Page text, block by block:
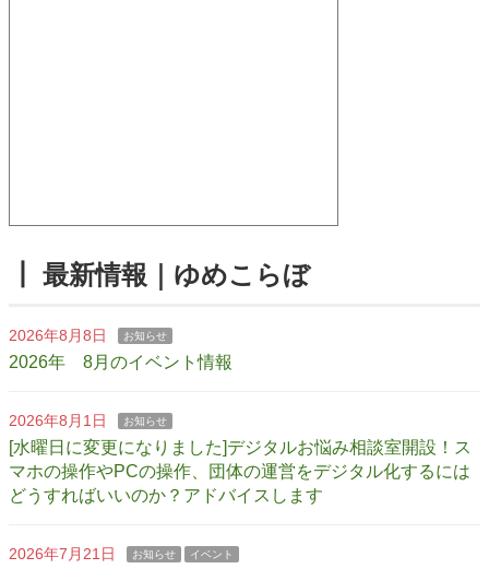
┃ 最新情報｜ゆめこらぼ
2026年8月8日 お知らせ
2026年 8月のイベント情報
2026年8月1日 お知らせ
[水曜日に変更になりました]デジタルお悩み相談室開設！ス
マホの操作やPCの操作、団体の運営をデジタル化するには
どうすればいいのか？アドバイスします
2026年7月21日 お知らせ イベント